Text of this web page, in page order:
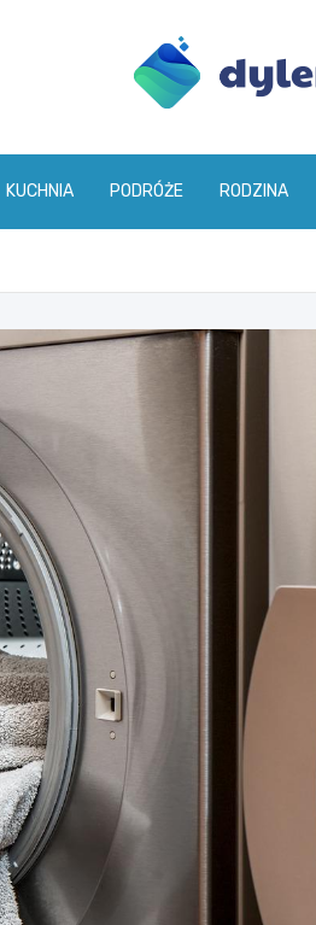
KUCHNIA PODRÓŻE RODZINA